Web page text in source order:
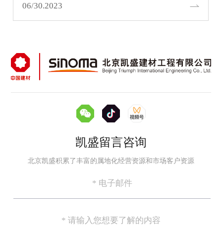
06/30.2023
凯盛留言咨询
北京凯盛积累了丰富的属地化经营资源和市场客户资源